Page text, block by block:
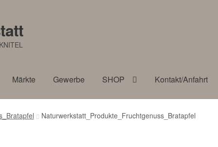
Märkte Gewerbe SHOP Kontakt/Anfahrt
Naturwerkstatt_Produkte_Fruchtgenuss_Bratapfel